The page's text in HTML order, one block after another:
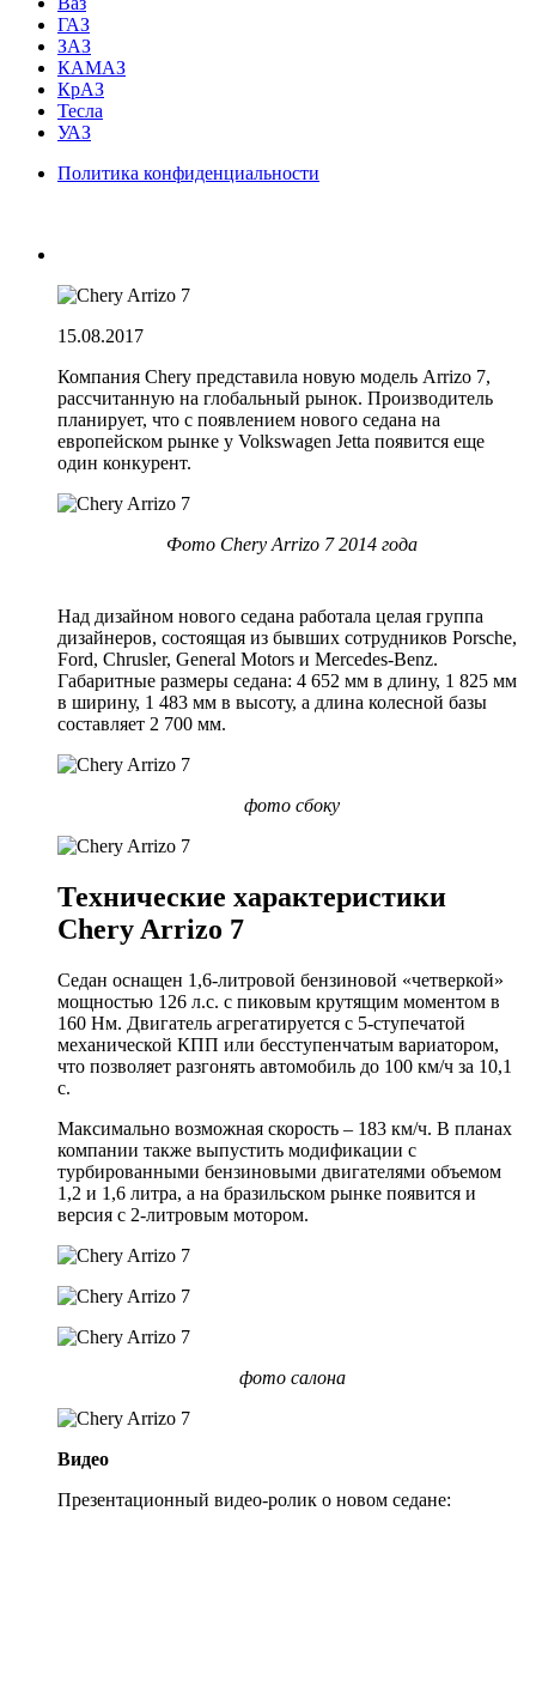
ГАЗ
ЗАЗ
КАМАЗ
КрАЗ
Тесла
УАЗ
Политика конфиденциальности
15.08.2017
Компания Chery представила новую модель Arrizo 7,
рассчитанную на глобальный рынок. Производитель
планирует, что с появлением нового седана на
европейском рынке у Volkswagen Jetta появится еще
один конкурент.
Фото Chery Arrizo 7 2014 года
Над дизайном нового седана работала целая группа
дизайнеров, состоящая из бывших сотрудников Porsche,
Ford, Chrusler, General Motors и Mercedes-Benz.
Габаритные размеры седана: 4 652 мм в длину, 1 825 мм
в ширину, 1 483 мм в высоту, а длина колесной базы
составляет 2 700 мм.
фото сбоку
Технические характеристики
Chery Arrizo 7
Седан оснащен 1,6-литровой бензиновой «четверкой»
мощностью 126 л.с. с пиковым крутящим моментом в
160 Нм. Двигатель агрегатируется с 5-ступечатой
механической КПП или бесступенчатым вариатором,
что позволяет разгонять автомобиль до 100 км/ч за 10,1
с.
Максимально возможная скорость – 183 км/ч. В планах
компании также выпустить модификации с
турбированными бензиновыми двигателями объемом
1,2 и 1,6 литра, а на бразильском рынке появится и
версия с 2-литровым мотором.
фото салона
Видео
Презентационный видео-ролик о новом седане: